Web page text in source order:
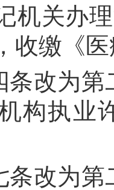
机关办
收缴《
条改为
构执业
条改为